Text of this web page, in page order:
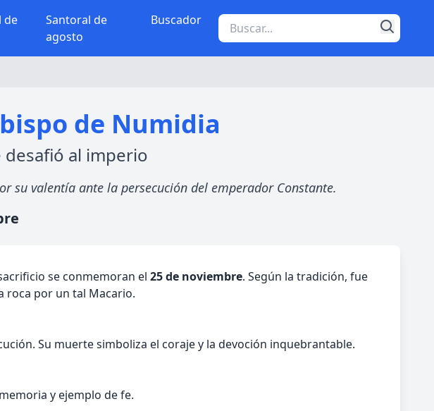
de
Santoral de
agosto
Buscador
de Numidia
desafió al imperio
su valentía ante la persecución del emperador Constante.
se conmemoran el 25 de noviembre. Según la tradición, fue
roca por un tal Macario.
Su muerte simboliza el coraje y la devoción inquebrantable.
y ejemplo de fe.